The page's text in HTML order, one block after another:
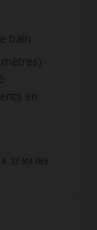
bain
en
SEMAINE